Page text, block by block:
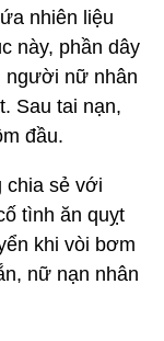
nhiên liệu
này, phần dây
người nữ nhân
Sau tai nạn,
đầu.
chia sẻ với
tình ăn quỵt
khi vòi bơm
nữ nạn nhân